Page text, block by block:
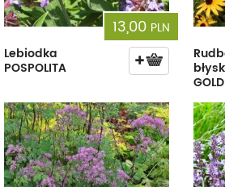
13,00 PLN
Lebiodka
POSPOLITA